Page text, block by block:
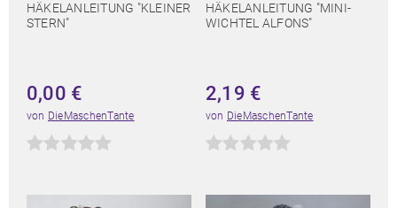
HÄKELANLEITUNG "KLEINER
STERN"
0,00 €
von DieMaschenTante
HÄKELANLEITUNG "MINI-
WICHTEL ALFONS"
2,19 €
von DieMaschenTante